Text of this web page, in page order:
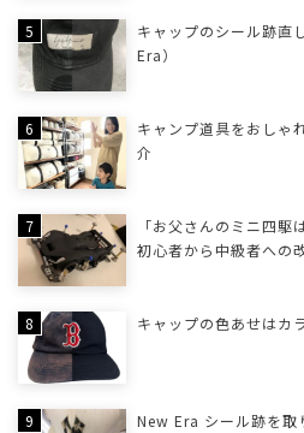
キャップのシール跡
Era）
キャンプ道具をおしゃ
介
「お父さんのミニ四駆
初心者から中級者への
キャップの色あせはカ
New Era シール跡を取